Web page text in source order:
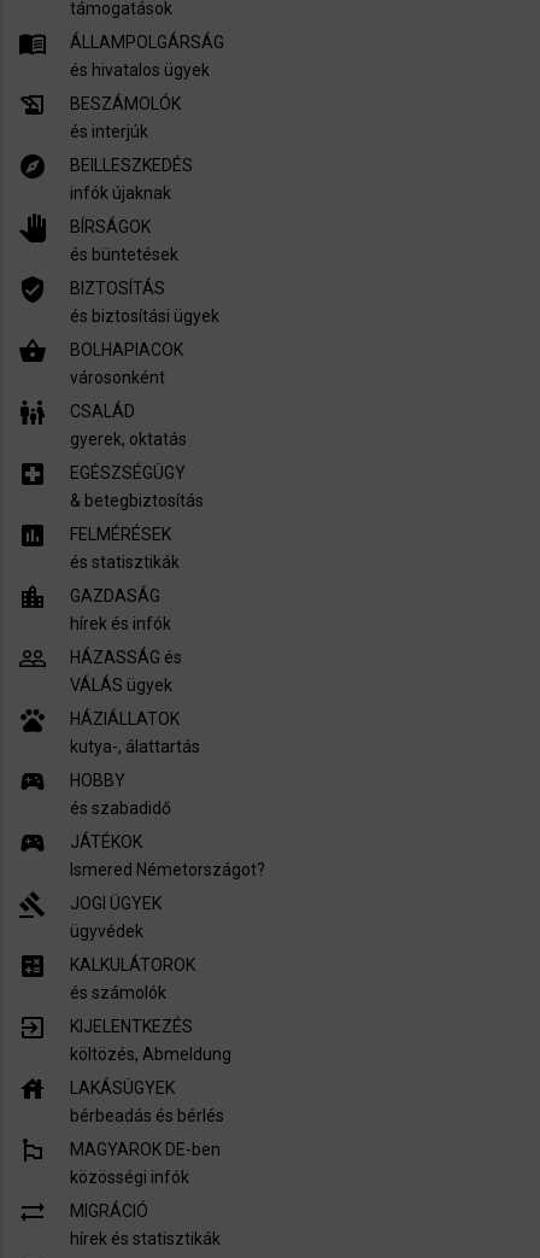
támogatások
menu_book
ÁLLAMPOLGÁRSÁG
és hivatalos ügyek
history_edu
BESZÁMOLÓK
és interjúk
explore
BEILLESZKEDÉS
infók újaknak
pan_tool
BÍRSÁGOK
és büntetések
verified_user
BIZTOSÍTÁS
és biztosítási ügyek
shopping_basket
BOLHAPIACOK
városonként
family_restroom
CSALÁD
gyerek, oktatás
local_hospital
EGÉSZSÉGÜGY
​& betegbiztosítás
assessment
FELMÉRÉSEK
és statisztikák
location_city
GAZDASÁG
hírek és infók
people_outline
HÁZASSÁG és
VÁLÁS ügyek
pets
HÁZIÁLLATOK
kutya-, álattartás
sports_esports
HOBBY
és szabadidő
sports_esports
JÁTÉKOK
Ismered Németországot?
gavel
JOGI ÜGYEK
ügyvédek
calculate
KALKULÁTOROK
és számolók
exit_to_app
KIJELENTKEZÉS
költözés, Abmeldung
house
LAKÁSÜGYEK
bérbeadás és bérlés
emoji_flags
MAGYAROK DE-ben
közösségi infók
sync_alt
MIGRÁCIÓ
hírek és statisztikák